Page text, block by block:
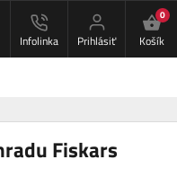
Infolinka Prihlásiť
0
Košík
Fiskars